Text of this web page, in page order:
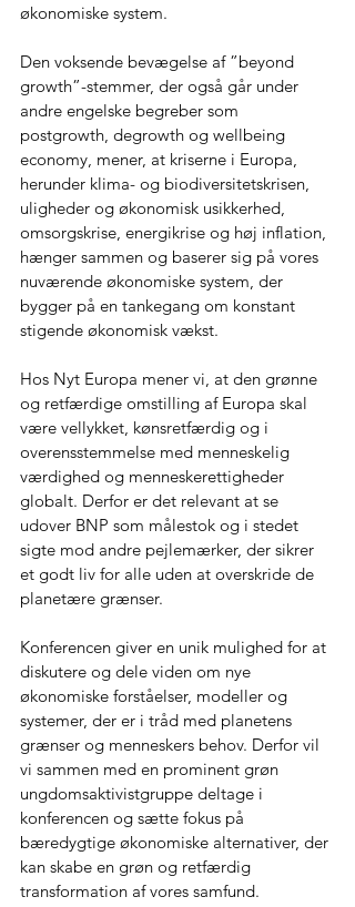
økonomiske system.
Den voksende bevægelse af ”beyond
growth”-stemmer, der også går under
andre engelske begreber som
postgrowth, degrowth og wellbeing
economy, mener, at kriserne i Europa,
herunder klima- og biodiversitetskrisen,
uligheder og økonomisk usikkerhed,
omsorgskrise, energikrise og høj inflation,
hænger sammen og baserer sig på vores
nuværende økonomiske system, der
bygger på en tankegang om konstant
stigende økonomisk vækst.
Hos Nyt Europa mener vi, at den grønne
og retfærdige omstilling af Europa skal
være vellykket, kønsretfærdig og i
overensstemmelse med menneskelig
værdighed og menneskerettigheder
globalt. Derfor er det relevant at se
udover BNP som målestok og i stedet
sigte mod andre pejlemærker, der sikrer
et godt liv for alle uden at overskride de
planetære grænser.
Konferencen giver en unik mulighed for at
diskutere og dele viden om nye
økonomiske forståelser, modeller og
systemer, der er i tråd med planetens
grænser og menneskers behov. Derfor vil
vi sammen med en prominent grøn
ungdomsaktivistgruppe deltage i
konferencen og sætte fokus på
bæredygtige økonomiske alternativer, der
kan skabe en grøn og retfærdig
transformation af vores samfund.